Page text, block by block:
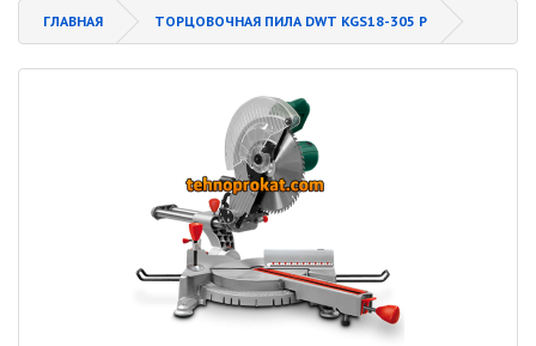
ГЛАВНАЯ ТОРЦОВОЧНАЯ ПИЛА DWT KGS18-305 P